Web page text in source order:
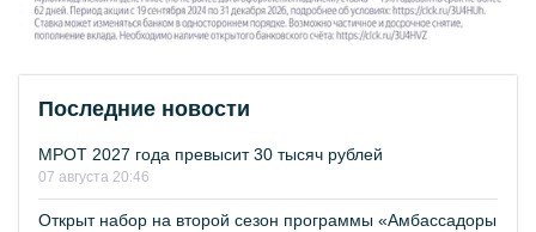
Последние новости
МРОТ 2027 года превысит 30 тысяч рублей
07 августа 20:46
Открыт набор на второй сезон программы «Амбассадоры